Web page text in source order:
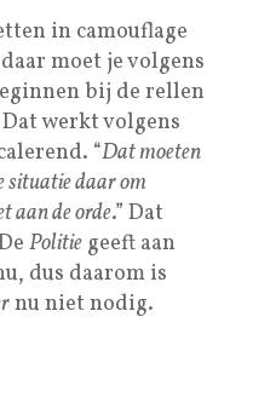
in camouflage
moet je volgens
bij de rellen
werkt volgens
“Dat moeten
situatie daar om
aan de orde.” Dat
Politie geeft aan
dus daarom is
nu niet nodig.